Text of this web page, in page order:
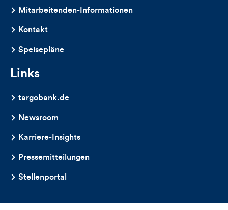
Mitarbeitenden-Informationen
Kontakt
Speisepläne
Links
targobank.de
Newsroom
Karriere-Insights
Pressemitteilungen
Stellenportal